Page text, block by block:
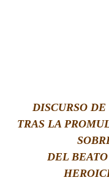
DISCURSO DE
TRAS LA
DEL